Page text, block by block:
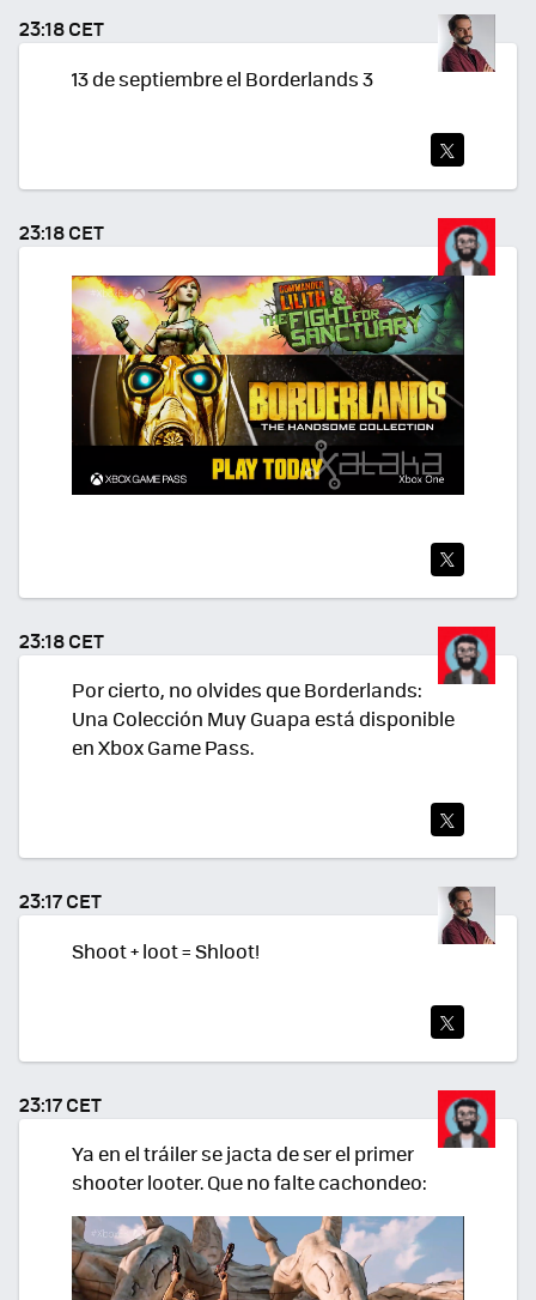
TEA
R
23:18 CET
13 de septiembre el Borderlands 3
TEA
R
23:18 CET
TWI
TEA
R
23:18 CET
Por cierto, no olvides que Borderlands:
Una Colección Muy Guapa está disponible
en Xbox Game Pass.
TWI
TEA
R
23:17 CET
Shoot + loot = Shloot!
TEA
R
23:17 CET
Ya en el tráiler se jacta de ser el primer
shooter looter. Que no falte cachondeo: